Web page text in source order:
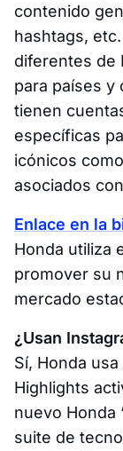
contenido
hashtags,
diferentes de
para países y
tienen
específicas
icónicos
asociados
Enlace en la
Honda utiliza
promover su
mercado
¿Usan
Sí, Honda
Highlights
nuevo Honda
suite de